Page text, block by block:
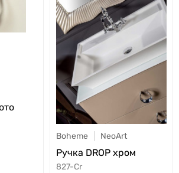
Boheme NeoArt
Ручка DROP хром
827-Cr